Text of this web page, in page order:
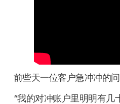
前些天一位客户急冲冲的问
“我的对冲账户里明明有几